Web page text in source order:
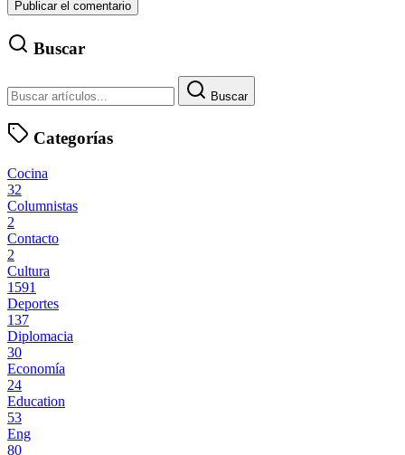
Buscar
Buscar
Categorías
Cocina
32
Columnistas
2
Contacto
2
Cultura
1591
Deportes
137
Diplomacia
30
Economía
24
Education
53
Eng
80